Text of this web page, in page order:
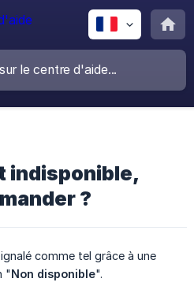
indisponible,
?
comme tel grâce à une
"Non disponible".